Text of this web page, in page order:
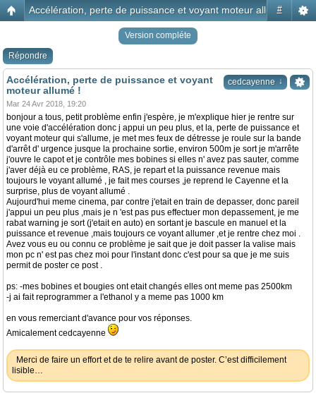
#
Accélération, perte de puissance et voyant moteur allumé !
Version compléte
Répondre
cedcayenne ↓
Accélération, perte de puissance et voyant
moteur allumé !
Mar 24 Avr 2018, 19:20
bonjour a tous, petit problème enfin j'espère, je m'explique hier je rentre sur
une voie d'accélération donc j appui un peu plus, et la, perte de puissance et
voyant moteur qui s'allume, je met mes feux de détresse je roule sur la bande
d'arrêt d' urgence jusque la prochaine sortie, environ 500m je sort je m'arrête
j'ouvre le capot et je contrôle mes bobines si elles n' avez pas sauter, comme
j'aver déjà eu ce problème, RAS, je repart et la puissance revenue mais
toujours le voyant allumé , je fait mes courses ,je reprend le Cayenne et la
surprise, plus de voyant allumé .
Aujourd'hui meme cinema, par contre j'etait en train de depasser, donc pareil
j'appui un peu plus ,mais je n 'est pas pus effectuer mon depassement, je me
rabat warning je sort (j'etait en auto) en sortant je bascule en manuel et la
puissance et revenue ,mais toujours ce voyant allumer ,et je rentre chez moi .
Avez vous eu ou connu ce problème je sait que je doit passer la valise mais
mon pc n' est pas chez moi pour l'instant donc c'est pour sa que je me suis
permit de poster ce post .
ps: -mes bobines et bougies ont etait changés elles ont meme pas 2500km
-j ai fait reprogrammer a l'ethanol y a meme pas 1000 km
en vous remerciant d'avance pour vos réponses.
Amicalement cedcayenne
Merci de faire un effort et de te relire avant de poster. C’est difficilement
lisible…